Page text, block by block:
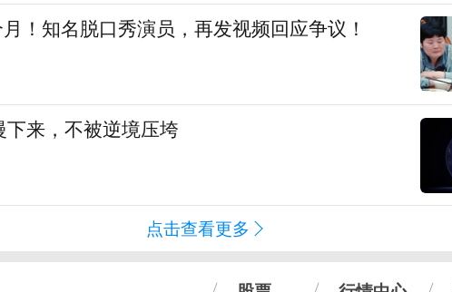
！知名脱口秀演员，再发视频回应争议！
来，不被逆境压垮
点击查看更多